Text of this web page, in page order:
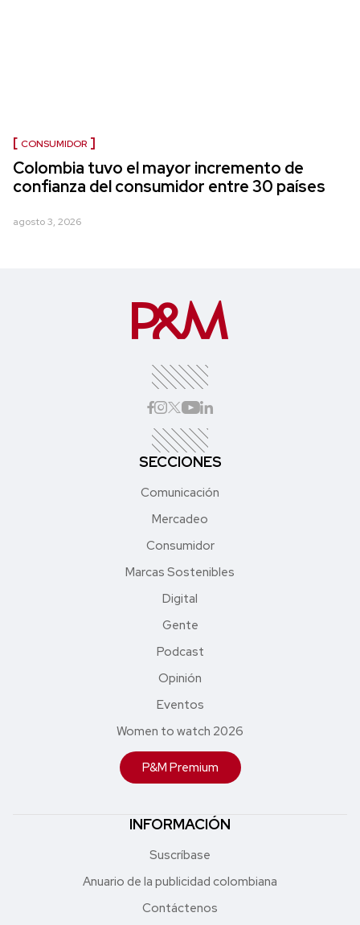
CONSUMIDOR
Colombia tuvo el mayor incremento de
confianza del consumidor entre 30 países
agosto 3, 2026
SECCIONES
Comunicación
Mercadeo
Consumidor
Marcas Sostenibles
Digital
Gente
Podcast
Opinión
Eventos
Women to watch 2026
P&M Premium
INFORMACIÓN
Suscríbase
Anuario de la publicidad colombiana
Contáctenos